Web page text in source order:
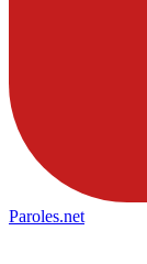
Paroles.net